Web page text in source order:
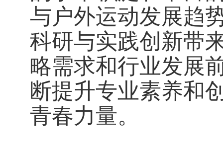
与户外运动发展趋
科研与实践创新带
略需求和行业发展
断提升专业素养和
青春力量。